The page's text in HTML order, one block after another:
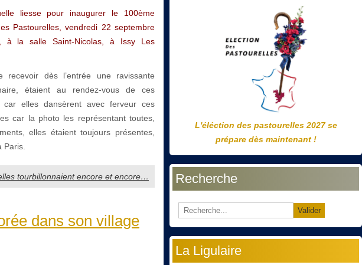
liesse pour inaugurer le 100ème
Pastourelles, vendredi 22 septembre
à la salle Saint-Nicolas, à Issy Les
recevoir dès l’entrée une ravissante
étaient au rendez-vous de ces
elles dansèrent avec ferveur ces
car la photo les représentant toutes,
elles étaient toujours présentes,
Paris.
tourbillonnaient encore et encore…
dans son village
L'éléction des pastourelles 2027 se
prépare dès maintenant !
Recherche
Valider
La Ligulaire